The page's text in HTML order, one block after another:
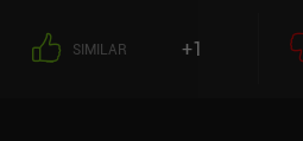
SIMILAR +1